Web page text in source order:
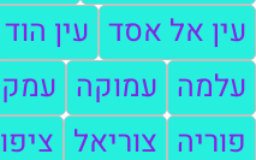
עין אל אסד עין הוד
עלמה עמוקה עמק
פוריה צוריאל